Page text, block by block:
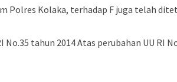
Kolaka, terhadap F juga telah
No.35 tahun 2014 Atas perubahan UU